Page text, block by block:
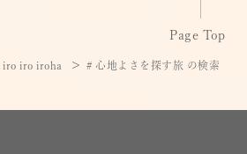
Page Top
iro iro iroha
# 心地よさを探す旅 の検索